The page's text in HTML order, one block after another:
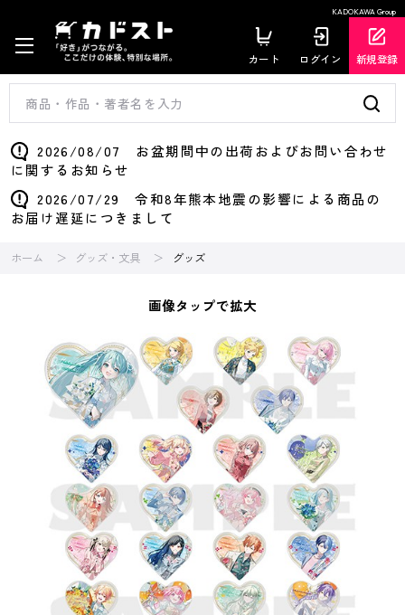
KADOKAWA Group
カート ログイン 新規登録
2026/08/07 お盆期間中の出荷およびお問い合わせ
に関するお知らせ
2026/07/29 令和8年熊本地震の影響による商品の
お届け遅延につきまして
ホーム グッズ・文具 グッズ
画像タップで拡大